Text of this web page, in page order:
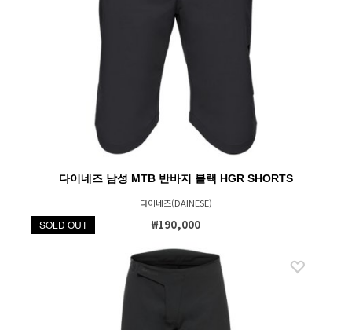
다이네즈 남성 MTB 반바지 블랙 HGR SHORTS
다이네즈(DAINESE)
₩190,000
SOLD OUT